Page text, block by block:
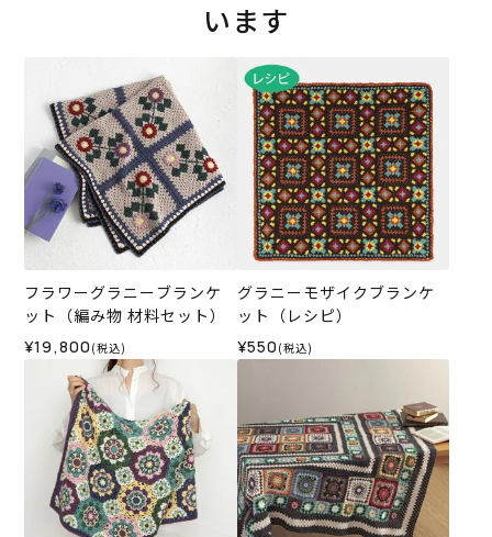
います
フラワーグラニーブランケ
ット（編み物 材料セット）
¥19,800 (税込)
グラニーモザイクブランケ
ット（レシピ）
¥550 (税込)